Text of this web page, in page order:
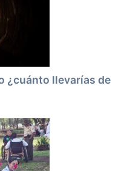
¿cuánto llevarías de